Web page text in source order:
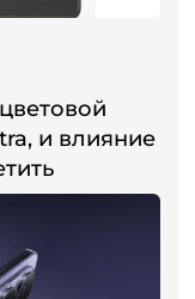
и влияние